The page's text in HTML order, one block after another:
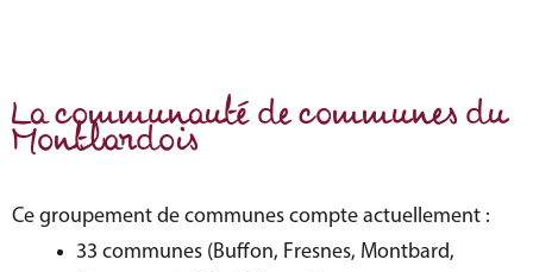
La communauté de communes du
Montbardois
Ce groupement de communes compte actuellement :
33 communes (Buffon, Fresnes, Montbard,